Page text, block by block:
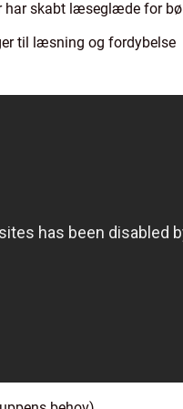
har skabt læseglæde for
til læsning og fordybelse